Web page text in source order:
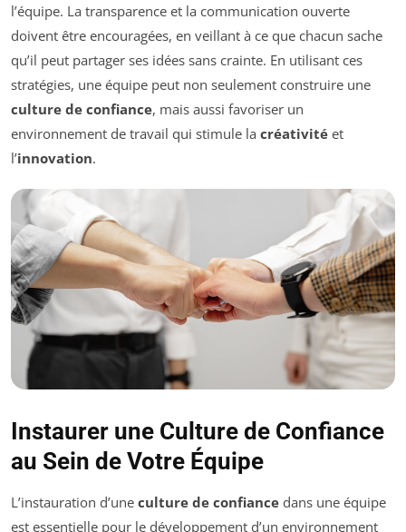
l’équipe. La transparence et la communication ouverte
doivent être encouragées, en veillant à ce que chacun sache
qu’il peut partager ses idées sans crainte. En utilisant ces
stratégies, une équipe peut non seulement construire une
culture de confiance, mais aussi favoriser un
environnement de travail qui stimule la créativité et
l’innovation.
Instaurer une Culture de Confiance
au Sein de Votre Équipe
L’instauration d’une culture de confiance dans une équipe
est essentielle pour le développement d’un environnement